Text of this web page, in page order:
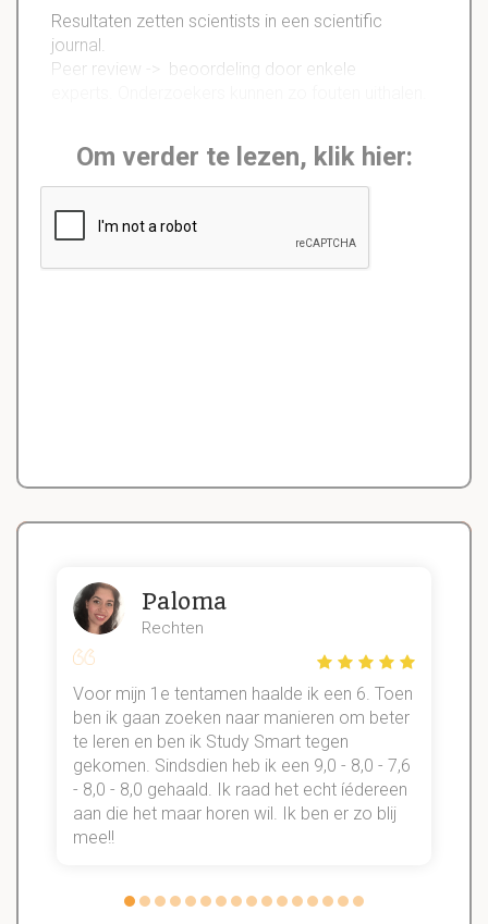
Resultaten zetten scientists in een scientific
journal.
Peer review -> beoordeling door enkele
Om verder te lezen, klik hier:
Paloma
Rechten
Voor mijn 1e tentamen haalde ik een 6. Toen
ben ik gaan zoeken naar manieren om beter
te leren en ben ik Study Smart tegen
gekomen. Sindsdien heb ik een 9,0 - 8,0 - 7,6
- 8,0 - 8,0 gehaald. Ik raad het echt íédereen
aan die het maar horen wil. Ik ben er zo blij
mee!!